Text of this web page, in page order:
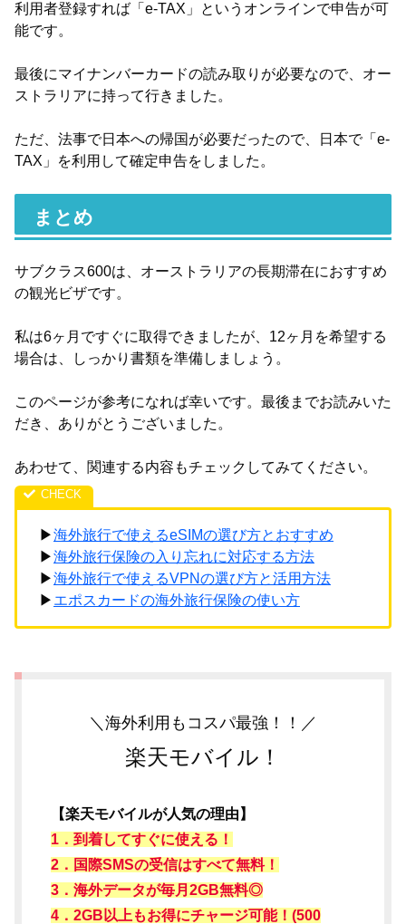
利用者登録すれば「e-TAX」というオンラインで申告が可
能です。
最後にマイナンバーカードの読み取りが必要なので、オー
ストラリアに持って行きました。
ただ、法事で日本への帰国が必要だったので、日本で「e-
TAX」を利用して確定申告をしました。
まとめ
サブクラス600は、オーストラリアの長期滞在におすすめ
の観光ビザです。
私は6ヶ月ですぐに取得できましたが、12ヶ月を希望する
場合は、しっかり書類を準備しましょう。
このページが参考になれば幸いです。最後までお読みいた
だき、ありがとうございました。
あわせて、関連する内容もチェックしてみてください。
▶海外旅行で使えるeSIMの選び方とおすすめ
▶海外旅行保険の入り忘れに対応する方法
▶海外旅行で使えるVPNの選び方と活用方法
▶ エポスカードの海外旅行保険の使い方
＼海外利用もコスパ最強！！／
楽天モバイル！
【楽天モバイルが人気の理由】
1．到着してすぐに使える！
2．国際SMSの受信はすべて無料！
3．海外データが毎月2GB無料◎
4．2GB以上もお得にチャージ可能！(500